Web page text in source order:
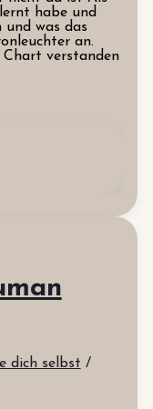
habe und
und was das
an.
verstanden
dich selbst /